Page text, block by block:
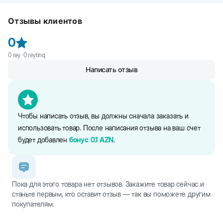
Супер легкий и удобный. Ручка не раздражает и не натирает
Специальный дизайн карабина выдерживает вес собаки до 39 кг.
При весе собаки больше 39 кг смените стандартный карабин на
обеспечивает свободу движений собаки. Кнопка
рулон мешочков для уборки за собакой. Удобство вырывания
мешочка обеспечивается за счет специально продуманного
дизайна.
Отзывы клиентов
0
0rəy ·0reytinq
Чтобы написать отзыв, вы должны сначала заказать и
использовать товар. После написания отзыва на ваш счет
будет добавлен бонус 0.1 AZN.
Написать отзыв
Пока для этого товара нет отзывов. Закажите товар сейчас и
станьте первым, кто оставит отзыв — так вы поможете другим
покупателям.